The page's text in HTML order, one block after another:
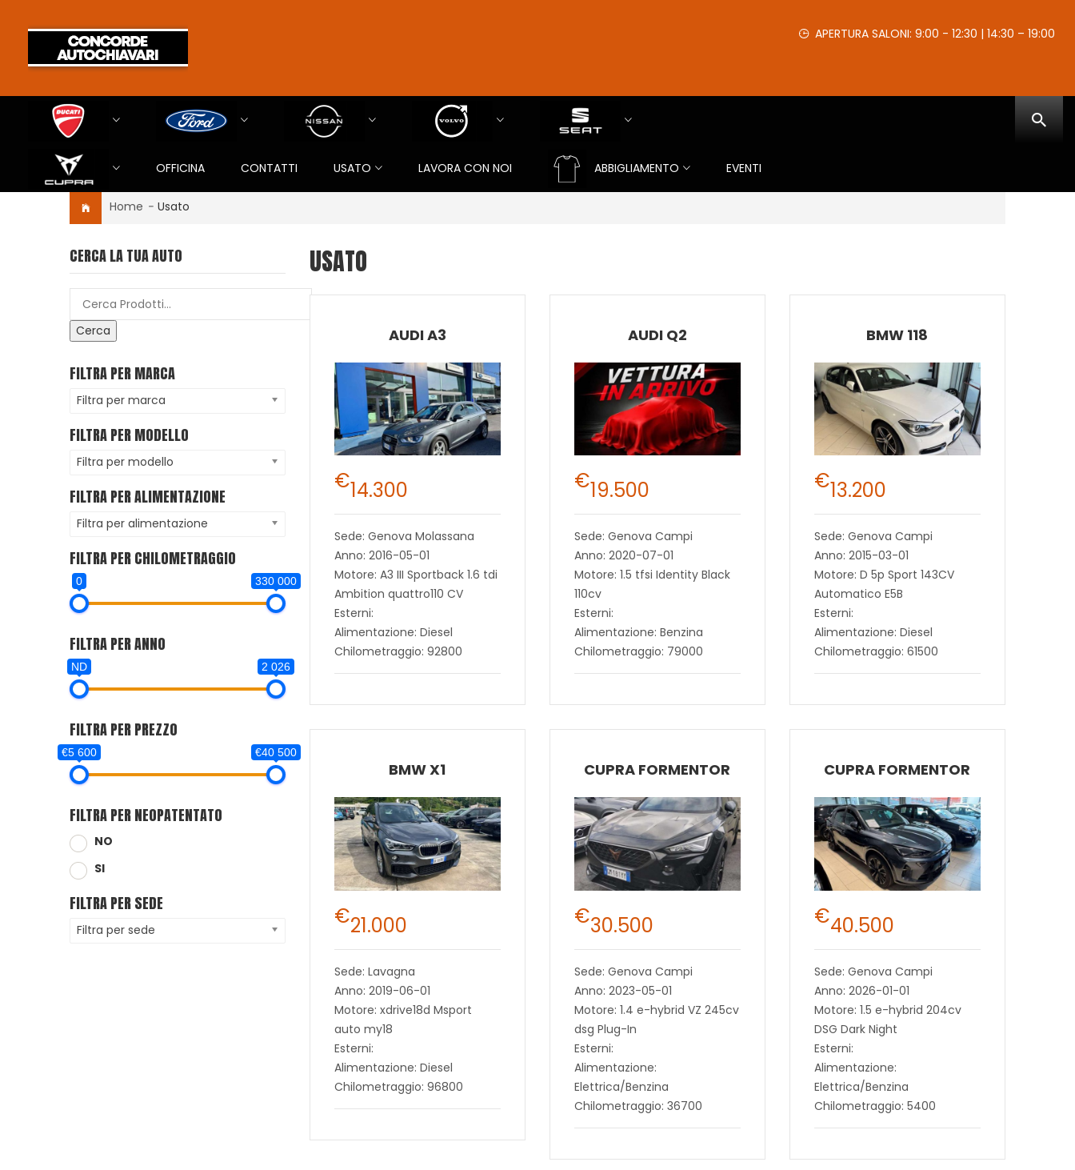
APERTURA SALONI: 9:00 - 12:30 | 14:30 – 19:00
OFFICINA CONTATTI USATO LAVORA CON NOI ABBIGLIAMENTO EVENTI
Home - Usato
CERCA LA TUA AUTO
Cerca
FILTRA PER MARCA
Filtra per marca
FILTRA PER MODELLO
Filtra per modello
FILTRA PER ALIMENTAZIONE
Filtra per alimentazione
FILTRA PER CHILOMETRAGGIO
0 330 000
FILTRA PER ANNO
ND 2 026
FILTRA PER PREZZO
€5 600 €40 500
FILTRA PER NEOPATENTATO
NO
SI
FILTRA PER SEDE
Filtra per sede
USATO
AUDI A3
€14.300
Sede: Genova Molassana
Anno: 2016-05-01
Motore: A3 III Sportback 1.6 tdi
Ambition quattro110 CV
Esterni:
Alimentazione: Diesel
Chilometraggio: 92800
AUDI Q2
€19.500
Sede: Genova Campi
Anno: 2020-07-01
Motore: 1.5 tfsi Identity Black
110cv
Esterni:
Alimentazione: Benzina
Chilometraggio: 79000
BMW 118
€13.200
Sede: Genova Campi
Anno: 2015-03-01
Motore: D 5p Sport 143CV
Automatico E5B
Esterni:
Alimentazione: Diesel
Chilometraggio: 61500
BMW X1
€21.000
Sede: Lavagna
Anno: 2019-06-01
Motore: xdrive18d Msport
auto my18
Esterni:
Alimentazione: Diesel
Chilometraggio: 96800
CUPRA FORMENTOR
€30.500
Sede: Genova Campi
Anno: 2023-05-01
Motore: 1.4 e-hybrid VZ 245cv
dsg Plug-In
Esterni:
Alimentazione:
Elettrica/Benzina
Chilometraggio: 36700
CUPRA FORMENTOR
€40.500
Sede: Genova Campi
Anno: 2026-01-01
Motore: 1.5 e-hybrid 204cv
DSG Dark Night
Esterni:
Alimentazione:
Elettrica/Benzina
Chilometraggio: 5400